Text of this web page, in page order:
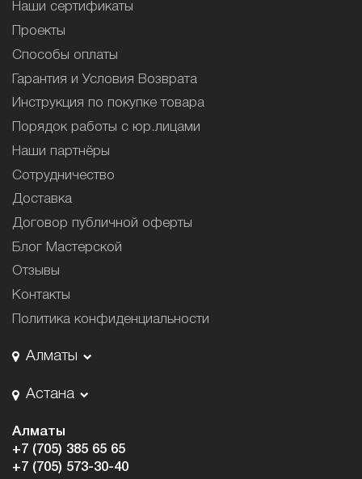
Наши сертификаты
Проекты
Способы оплаты
Гарантия и Условия Возврата
Инструкция по покупке товара
Порядок работы с юр.лицами
Наши партнёры
Сотрудничество
Доставка
Договор публичной оферты
Блог Мастерской
Отзывы
Контакты
Политика конфиденциальности
Алматы
Астана
Алматы
+7 (705) 385 65 65
+7 (705) 573-30-40